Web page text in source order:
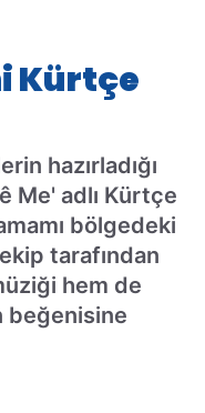
Kürtçe
hazırladığı
Me' adlı Kürtçe
bölgedeki
tarafından
hem de
beğenisine